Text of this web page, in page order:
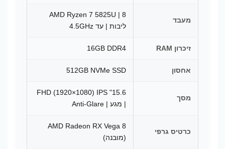
מעבד
AMD Ryzen 7 5825U | 8
ליבות | עד 4.5GHz
זיכרון RAM 16GB DDR4
אחסון 512GB NVMe SSD
מסך
15.6" FHD (1920×1080) IPS
| מגע | Anti-Glare
כרטיס גרפי
AMD Radeon RX Vega 8
(מובנה)